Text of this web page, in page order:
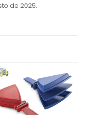
de 2025.